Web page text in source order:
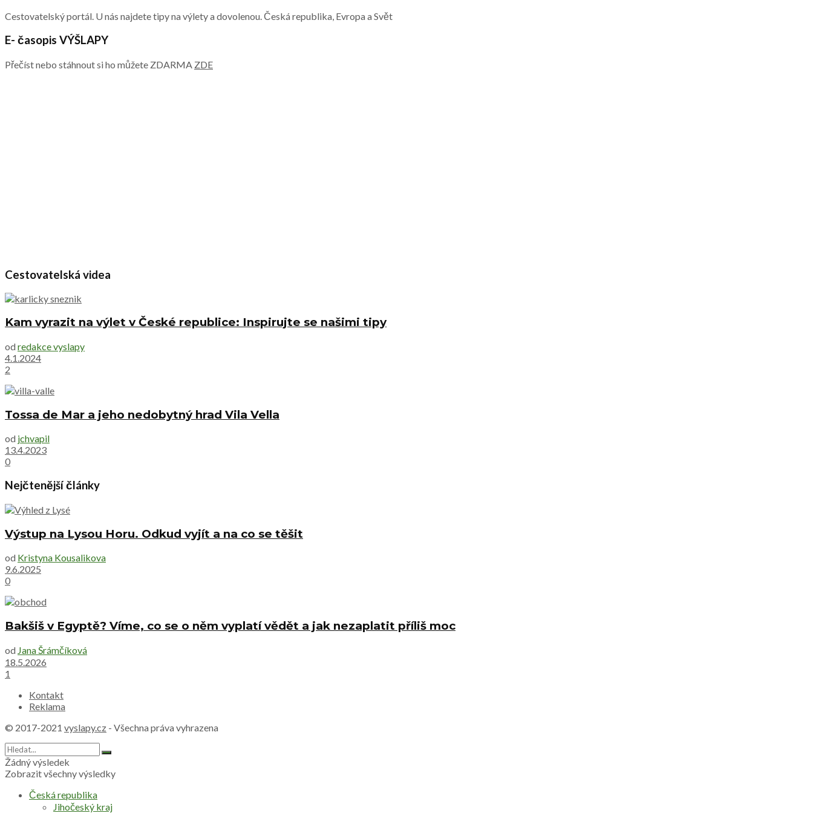
Cestovatelský portál. U nás najdete tipy na výlety a dovolenou. Česká republika, Evropa a Svět
E- časopis VÝŠLAPY
Přečíst nebo stáhnout si ho můžete ZDARMA ZDE
Cestovatelská videa
Kam vyrazit na výlet v České republice: Inspirujte se našimi tipy
od redakce vyslapy
4.1.2024
2
Tossa de Mar a jeho nedobytný hrad Vila Vella
od jchvapil
13.4.2023
0
Nejčtenější články
Výstup na Lysou Horu. Odkud vyjít a na co se těšit
od Kristyna Kousalikova
9.6.2025
0
Bakšiš v Egyptě? Víme, co se o něm vyplatí vědět a jak nezaplatit příliš moc
od Jana Šrámčíková
18.5.2026
1
Kontakt
Reklama
© 2017-2021 vyslapy.cz - Všechna práva vyhrazena
Žádný výsledek
Zobrazit všechny výsledky
Česká republika
Jihočeský kraj